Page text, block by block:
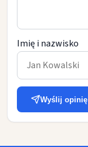
Imię i nazwisko
Wyślij opinię